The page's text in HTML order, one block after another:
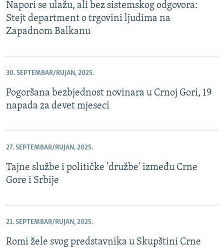
Napori se ulažu, ali bez sistemskog odgovora:
Stejt department o trgovini ljudima na
Zapadnom Balkanu
30. SEPTEMBAR/RUJAN, 2025.
Pogoršana bezbjednost novinara u Crnoj Gori, 19
napada za devet mjeseci
27. SEPTEMBAR/RUJAN, 2025.
Tajne službe i političke 'družbe' između Crne
Gore i Srbije
21. SEPTEMBAR/RUJAN, 2025.
Romi žele svog predstavnika u Skupštini Crne